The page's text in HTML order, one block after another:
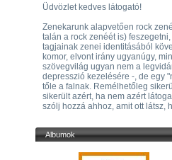
Üdvözlet kedves látogató!
Zenekarunk alapvetően rock
talán a rock zenéét is)
tagjainak zenei identitásából
komor, elvont irány ugyanúgy,
szövegvilág ugyan nem a
depresszió kezelésére -, de egy
tőle a falnak. Remélhetőleg
sikerült azért, ha nem azért
szólj hozzá ahhoz, amit ott látsz,
Albumok